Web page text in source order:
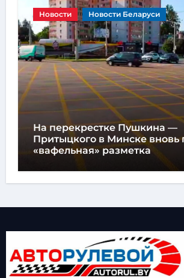
Новости Новости Беларуси
На перекрестке Пушкина —
Притыцкого в Минске вновь
«вафельная» разметка